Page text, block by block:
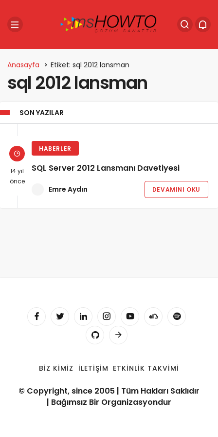
Anasayfa Etiket: sql 2012 lansman
sql 2012 lansman
SON YAZILAR
14 yıl
önce
HABERLER
SQL Server 2012 Lansmanı Davetiyesi
Emre Aydın DEVAMINI OKU
BIZ KIMIZ İLETIŞIM ETKINLIK TAKVIMI
© Copyright, since 2005 | Tüm Hakları Saklıdır
| Bağımsız Bir Organizasyondur